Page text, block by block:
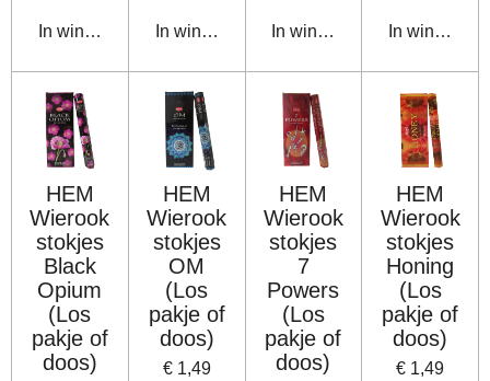
In winkelwagenIn winkelwagenIn winkelwagenIn
HEM
Wierook
stokjes
Black
Opium
(Los
pakje of
doos)
HEM
Wierook
stokjes
OM
(Los
pakje of
doos)
€ 1,49
HEM
Wierook
stokjes
7
Powers
(Los
pakje of
doos)
HEM
Wierook
stokjes
Honing
(Los
pakje of
doos)
€ 1,49